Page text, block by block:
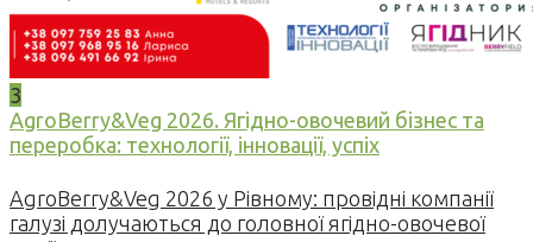
3
AgroBerry&Veg 2026. Ягідно-овочевий бізнес та
переробка: технології, інновації, успіх
AgroBerry&Veg 2026 у Рівному: провідні компанії
галузі долучаються до головної ягідно-овочевої